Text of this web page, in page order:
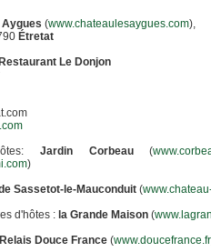
(www.chateaulesaygues.com),
Étretat
Le Donjon
Jardin Corbeau(
)
Sassetot-le-Mauconduit (
d'hôtes : la Grande Maison (
Douce France (www.doucefrance.fr